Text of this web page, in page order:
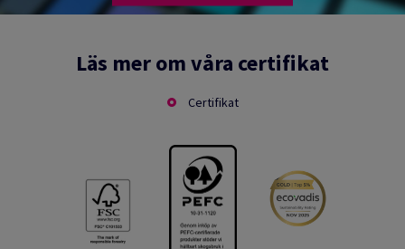
Läs mer om våra certifikat
Certifikat